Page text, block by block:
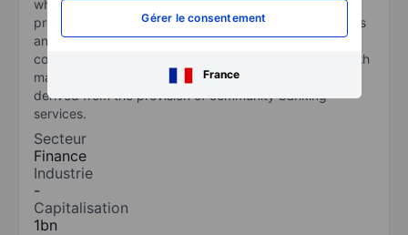
Gérer le consentement
France
wholly owned subsidiary, it also provides data
processing services to affiliates and insurance products
and services to customers through its subsidiary. The
company's operations cover community banking, wealth
management and insurance services. Key revenue is
derived from the provision of community banking
services.
Secteur
Finance
Industrie
-
Capitalisation
1bn